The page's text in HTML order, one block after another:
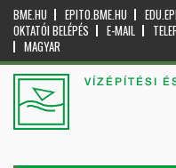
BME.HU EPITO.BME.HU
OKTATÓI BELÉPÉS
E-MAIL
MAGYAR
VÍZÉPÍTÉSI